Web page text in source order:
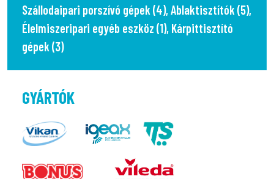
Szállodaipari porszívó gépek (4),Ablaktisztítók (5),
Élelmiszeripari egyéb eszköz (1), Kárpittisztító
gépek (3)
GYÁRTÓK